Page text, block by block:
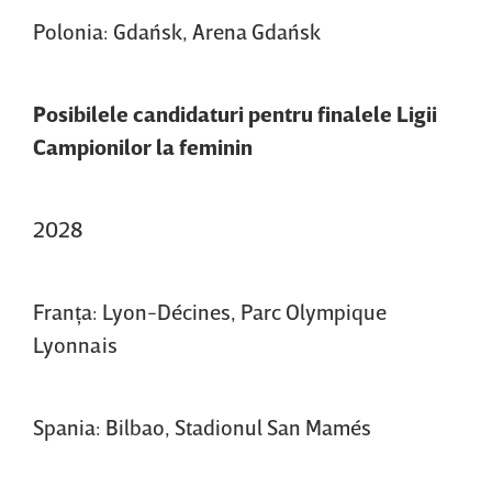
Polonia: Gdańsk, Arena Gdańsk
Posibilele candidaturi pentru finalele Ligii
Campionilor la feminin
2028
Franţa: Lyon-Décines, Parc Olympique
Lyonnais
Spania: Bilbao, Stadionul San Mamés